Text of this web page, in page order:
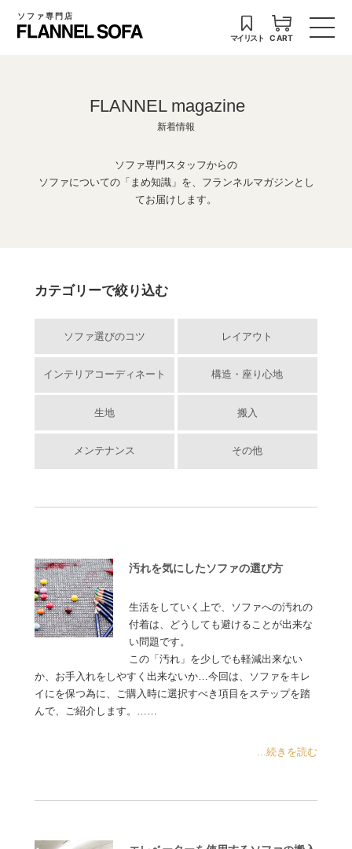
ソファ専門店
マイリスト CART
FLANNEL magazine
新着情報
ソファ専門スタッフからの
ソファについての「まめ知識」を、フランネルマガジンとし
てお届けします。
カテゴリーで絞り込む
ソファ選びのコツ レイアウト
インテリアコーディネート 構造・座り心地
生地 搬入
メンテナンス その他
汚れを気にしたソファの選び方
生活をしていく上で、ソファへの汚れの
付着は、どうしても避けることが出来な
い問題です。
この「汚れ」を少しでも軽減出来ない
か、お手入れをしやすく出来ないか…今回は、ソファをキレ
イにを保つ為に、ご購入時に選択すべき項目をステップを踏
んで、ご紹介します。……
...続きを読む